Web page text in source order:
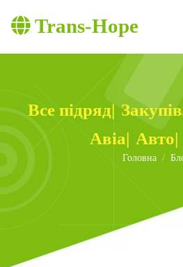
Trans-Hope
Все підряд|
Авіа| Авто|
Головна